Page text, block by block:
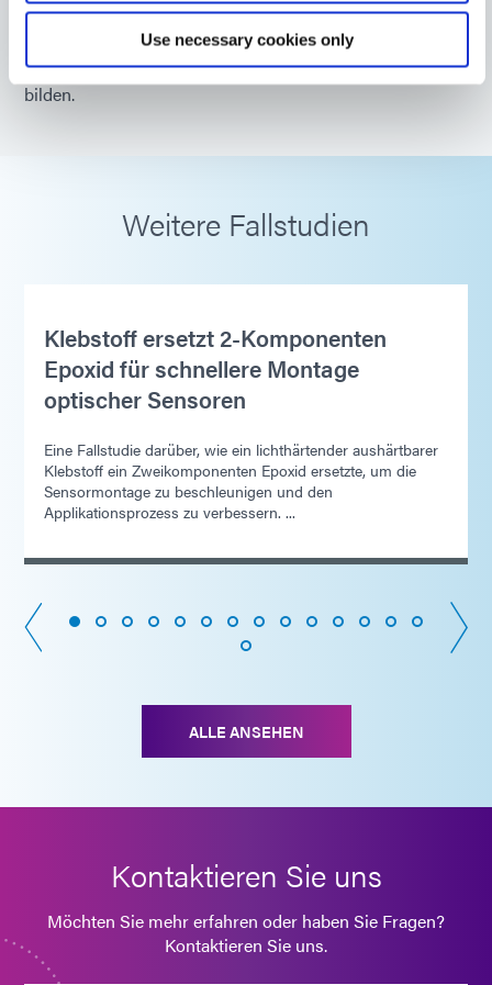
Use necessary cookies only
Schauen Sie sich die anderen Produkte von Dymax an,
die in Kombination mit diesem eine Komplettlösung
bilden.
Weitere Fallstudien
Klebstoff ersetzt 2-Komponenten
Epoxid für schnellere Montage
optischer Sensoren
Eine Fallstudie darüber, wie ein lichthärtender aushärtbarer
Klebstoff ein Zweikomponenten Epoxid ersetzte, um die
Sensormontage zu beschleunigen und den
Applikationsprozess zu verbessern. ...
ALLE ANSEHEN
Kontaktieren Sie uns
Möchten Sie mehr erfahren oder haben Sie Fragen?
Kontaktieren Sie uns.